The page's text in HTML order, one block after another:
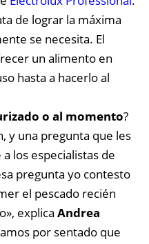
de lograr la máxima
se necesita. El
un alimento en
hasta a hacerlo al
o al momento?
y una pregunta que les
los especialistas de
pregunta yo contesto
el pescado recién
explica Andrea
por sentado que